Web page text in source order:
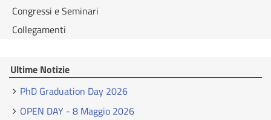
Congressi e Seminari
Collegamenti
Ultime Notizie
PhD Graduation Day 2026
OPEN DAY - 8 Maggio 2026